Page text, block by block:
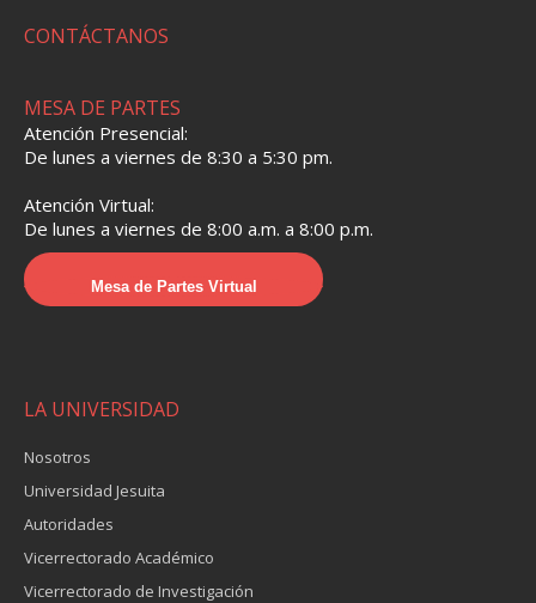
CONTÁCTANOS
MESA DE PARTES
Atención Presencial:
De lunes a viernes de 8:30 a 5:30 pm.
Atención Virtual:
De lunes a viernes de 8:00 a.m. a 8:00 p.m.
Mesa de Partes Virtual
LA UNIVERSIDAD
Nosotros
Universidad Jesuita
Autoridades
Vicerrectorado Académico
Vicerrectorado de Investigación